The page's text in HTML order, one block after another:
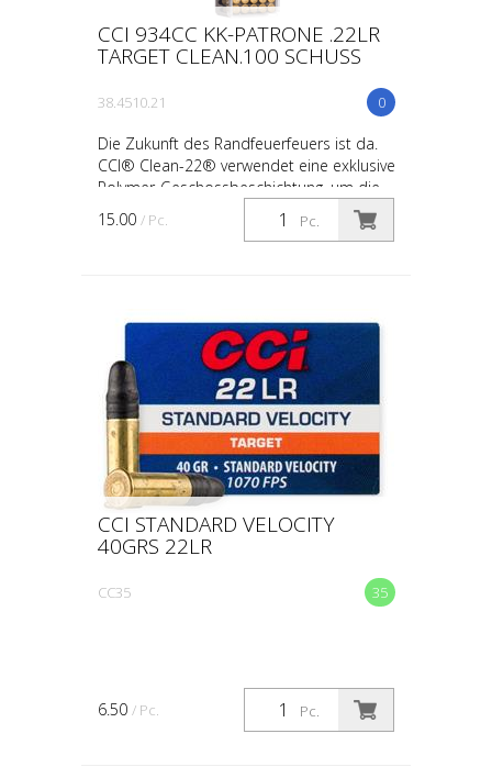
CCI 934CC KK-PATRONE .22LR
TARGET CLEAN.100 SCHUSS
0
38.4510.21
Die Zukunft des Randfeuerfeuers ist da.
CCI® Clean-22® verwendet eine exklusive
Polymer-Geschossbeschichtung, um die
Kupfer- und Bleiverschmutzung im Lauf
erheblich zu re...
Pc.
15.00 / Pc.
CCI STANDARD VELOCITY
40GRS 22LR
35
CC35
Pc.
6.50 / Pc.